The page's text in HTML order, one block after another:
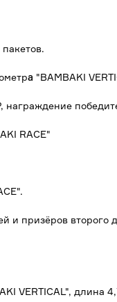
а "BAMBAKI
RACE"
и призёров второго
VERTICAL", длина